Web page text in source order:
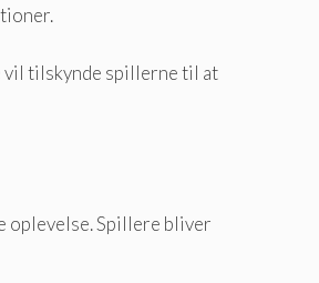
tilskynde spillerne til at
oplevelse. Spillere bliver